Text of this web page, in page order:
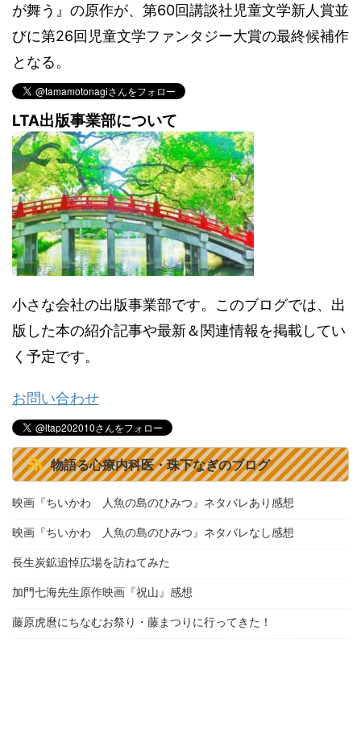
が舞う』の原作が、第60回講談社児童文学新人賞並
びに第26回児童文学ファンタジー大賞の最終候補作
となる。
LTA出版事業部について
小さな会社の出版事業部です。このブログでは、出
版した本の紹介記事や最新＆関連情報を掲載してい
く予定です。
お問い合わせ
物語る心療内科医・珠下なぎのブログ
映画『ちいかわ 人魚の島のひみつ』ネタバレあり感想
映画『ちいかわ 人魚の島のひみつ』ネタバレなし感想
長生炭鉱追悼広場を訪ねてみた
加門七海先生原作映画『祝山』感想
藤原虎麿にちなむお祭り・藤まつりに行ってきた！